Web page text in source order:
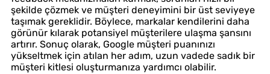
şekilde çözmek ve müşteri deneyimini bir üst seviyeye
taşımak gereklidir. Böylece, markalar kendilerini daha
görünür kılarak potansiyel müşterilere ulaşma şansını
artırır. Sonuç olarak, Google müşteri puanınızı
yükseltmek için atılan her adım, uzun vadede sadık bir
müşteri kitlesi oluşturmanıza yardımcı olabilir.